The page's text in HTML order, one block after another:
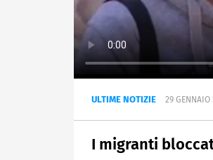
ULTIME NOTIZIE 29 GENNAIO
I migranti